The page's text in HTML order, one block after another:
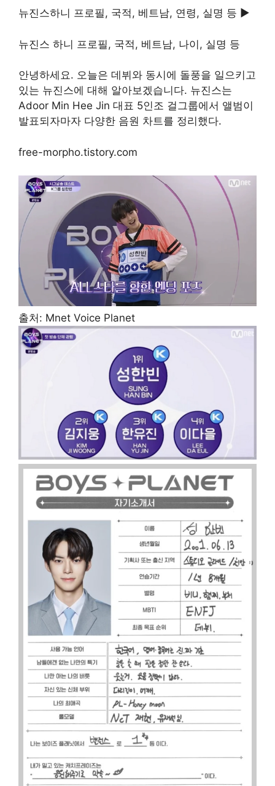
뉴진스하니 프로필, 국적, 베트남, 연령, 실명 등 ▶
뉴진스 하니 프로필, 국적, 베트남, 나이, 실명 등
안녕하세요. 오늘은 데뷔와 동시에 돌풍을 일으키고
있는 뉴진스에 대해 알아보겠습니다. 뉴진스는
Adoor Min Hee Jin 대표 5인조 걸그룹에서 앨범이
발표되자마자 다양한 음원 차트를 정리했다.
free-morpho.tistory.com
출처: Mnet Voice Planet